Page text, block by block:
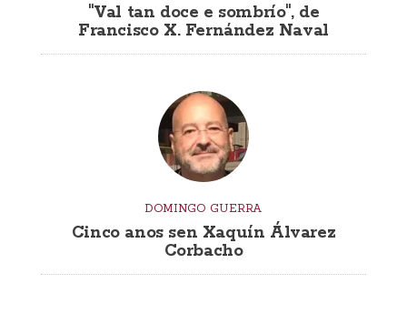
"Val tan doce e sombrío", de
Francisco X. Fernández Naval
DOMINGO GUERRA
Cinco anos sen Xaquín Álvarez
Corbacho